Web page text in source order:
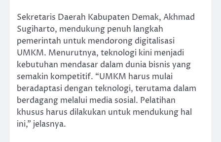
Sekretaris Daerah Kabupaten Demak, Akhmad
Sugiharto, mendukung penuh langkah
pemerintah untuk mendorong digitalisasi
UMKM. Menurutnya, teknologi kini menjadi
kebutuhan mendasar dalam dunia bisnis yang
semakin kompetitif. “UMKM harus mulai
beradaptasi dengan teknologi, terutama dalam
berdagang melalui media sosial. Pelatihan
khusus harus dilakukan untuk mendukung hal
ini,” jelasnya.